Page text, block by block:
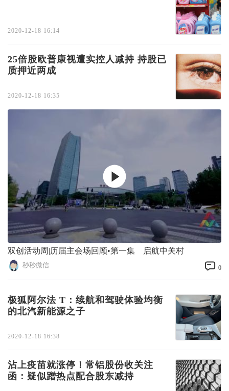
2020-12-18 16:14
25倍股欧普康视遭实控人减持 持股已
质押近两成
2020-12-18 16:35
双创活动周|历届主会场回顾•第一集 启航中关村
秒秒微信 0
极狐阿尔法 T：续航和驾驶体验均衡
的北汽新能源之子
2020-12-18 16:38
沾上疫苗就涨停！常铝股份收关注
函：疑似蹭热点配合股东减持